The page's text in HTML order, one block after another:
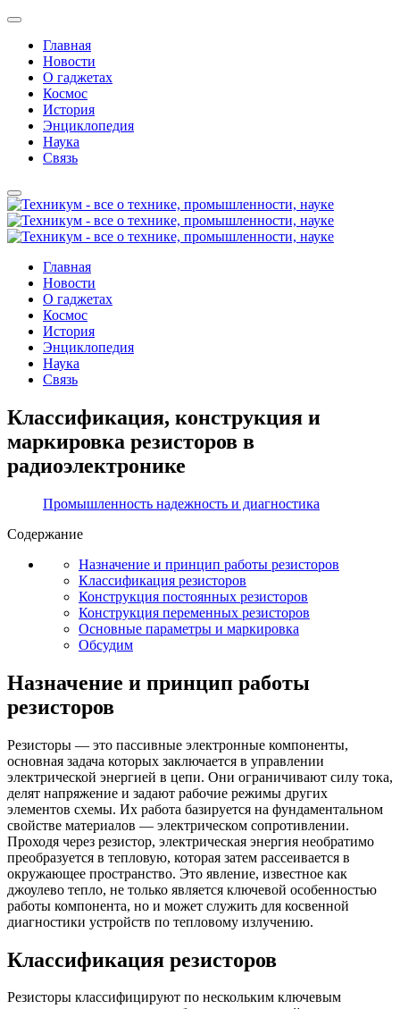
Главная
Новости
О гаджетах
Космос
История
Энциклопедия
Наука
Связь
Главная
Новости
О гаджетах
Космос
История
Энциклопедия
Наука
Связь
Классификация, конструкция и
маркировка резисторов в
радиоэлектронике
Промышленность надежность и диагностика
Содержание
Назначение и принцип работы резисторов
Классификация резисторов
Конструкция постоянных резисторов
Конструкция переменных резисторов
Основные параметры и маркировка
Обсудим
Назначение и принцип работы
резисторов
Резисторы — это пассивные электронные компоненты,
основная задача которых заключается в управлении
электрической энергией в цепи. Они ограничивают силу тока,
делят напряжение и задают рабочие режимы других
элементов схемы. Их работа базируется на фундаментальном
свойстве материалов — электрическом сопротивлении.
Проходя через резистор, электрическая энергия необратимо
преобразуется в тепловую, которая затем рассеивается в
окружающее пространство. Это явление, известное как
джоулево тепло, не только является ключевой особенностью
работы компонента, но и может служить для косвенной
диагностики устройств по тепловому излучению.
Классификация резисторов
Резисторы классифицируют по нескольким ключевым